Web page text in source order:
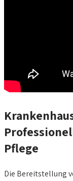
Pflege
Die Bereitstellung